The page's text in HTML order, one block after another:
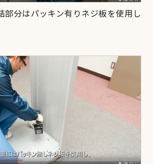
部分はパッキン有りネジ板を使用し